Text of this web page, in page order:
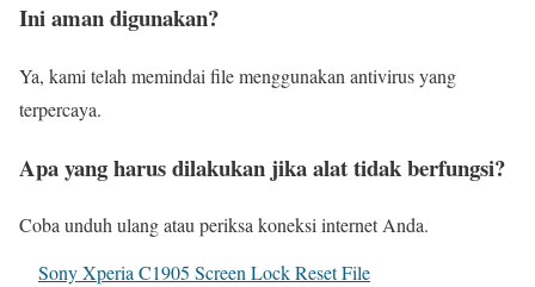
Ini aman digunakan?
Ya, kami telah memindai file menggunakan antivirus yang
terpercaya.
Apa yang harus dilakukan jika alat tidak berfungsi?
Coba unduh ulang atau periksa koneksi internet Anda.
Sony Xperia C1905 Screen Lock Reset File